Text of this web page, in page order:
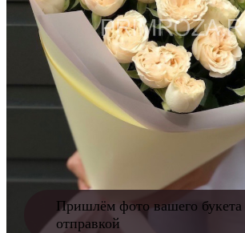
Пришлём фото вашего букета
отправкой